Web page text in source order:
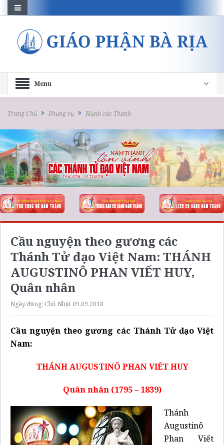
Menu
Trang Chủ Phụng vụ Hạnh các Thánh
Cầu nguyện theo gương các
Thánh Tử đạo Việt Nam: THÁNH
AUGUSTINÔ PHAN VIẾT HUY,
Quân nhân
Ngày đăng: Chủ Nhật 09.09.2018
Cầu nguyện theo gương các Thánh Tử đạo Việt
Nam:
THÁNH AUGUSTINÔ PHAN VIẾT HUY
Quân nhân (1795 – 1839)
Thánh
Augustinô
Phan Viết